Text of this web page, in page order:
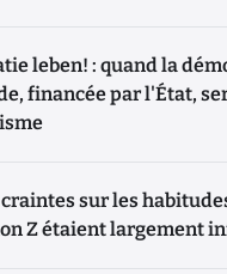
leben! : quand la
financée par l'État,
craintes sur les
Z étaient largement